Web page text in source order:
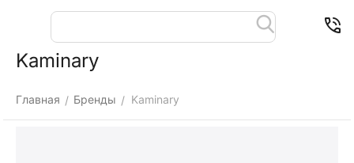
Kaminary
Главная / Бренды / Kaminary